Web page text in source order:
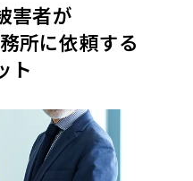
害者が
所に依頼する
ト